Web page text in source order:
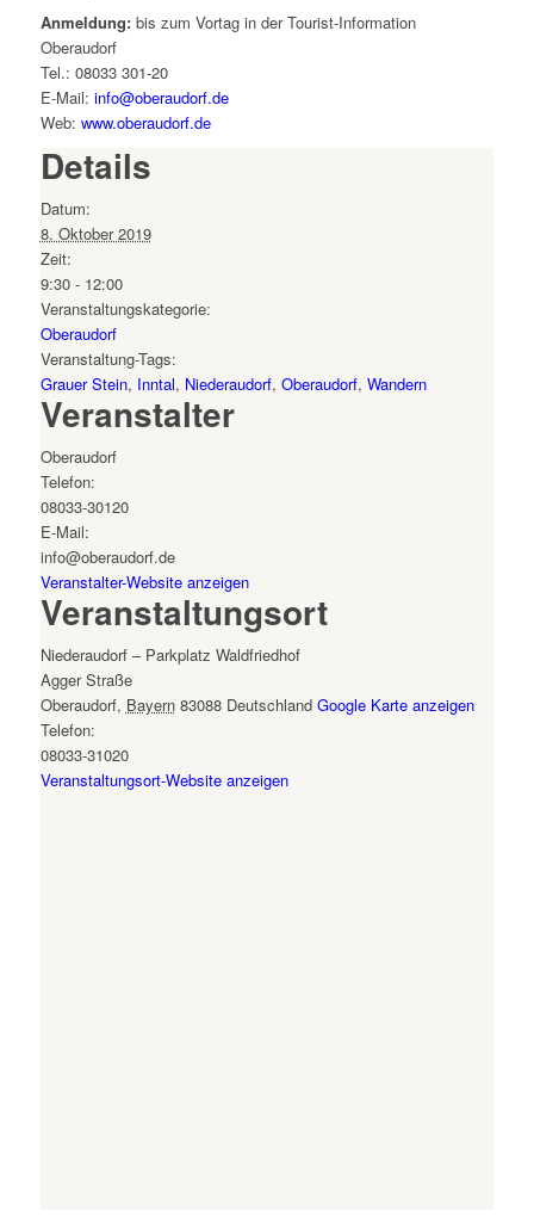
Anmeldung:bis zum Vortag in der Tourist-Information
Oberaudorf
Tel.: 08033 301-20
E-Mail: info@oberaudorf.de
Web: www.oberaudorf.de
Details
Datum:
8. Oktober 2019
Zeit:
9:30 - 12:00
Veranstaltungskategorie:
Oberaudorf
Veranstaltung-Tags:
Grauer Stein, Inntal, Niederaudorf, Oberaudorf, Wandern
Veranstalter
Oberaudorf
Telefon:
08033-30120
E-Mail:
info@oberaudorf.de
Veranstalter-Website anzeigen
Veranstaltungsort
Niederaudorf – Parkplatz Waldfriedhof
Agger Straße
Oberaudorf, Bayern 83088 Deutschland Google Karte anzeigen
Telefon:
08033-31020
Veranstaltungsort-Website anzeigen